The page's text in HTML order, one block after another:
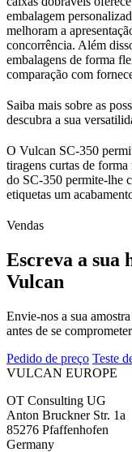
embalagem
melhoram a
concorrência. Além
embalagens de forma
comparação com
Saiba mais sobre as
descubra a sua
O Vulcan SC-350
tiragens curtas de
do SC-350 permite-lhe
etiquetas um
Vendas
Escreva a sua
Vulcan
Envie-nos a sua
antes de se
Pedido de preço Teste
VULCAN EUROPE
OT Consulting UG
Anton Bruckner Str. 1a
85276 Pfaffenhofen
Germany